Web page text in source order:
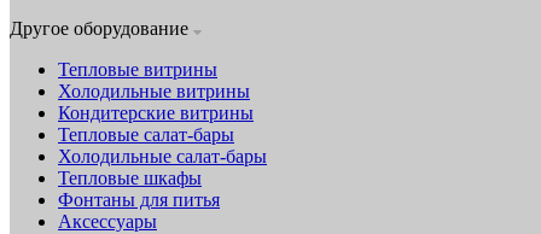
Другое оборудование
Тепловые витрины
Холодильные витрины
Кондитерские витрины
Тепловые салат-бары
Холодильные салат-бары
Тепловые шкафы
Фонтаны для питья
Аксессуары